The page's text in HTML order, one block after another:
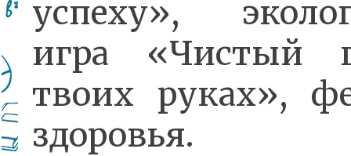
успеху»,
игра «Чистый
твоих руках»,
здоровья.